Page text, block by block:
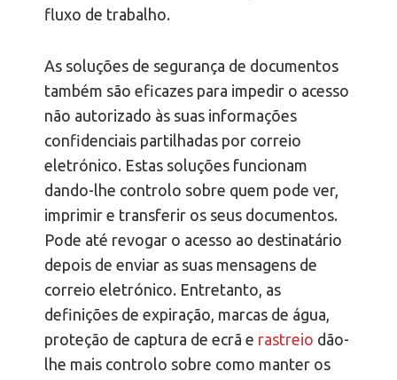
fluxo de trabalho.
As soluções de segurança de documentos
também são eficazes para impedir o acesso
não autorizado às suas informações
confidenciais partilhadas por correio
eletrónico. Estas soluções funcionam
dando-lhe controlo sobre quem pode ver,
imprimir e transferir os seus documentos.
Pode até revogar o acesso ao destinatário
depois de enviar as suas mensagens de
correio eletrónico. Entretanto, as
definições de expiração, marcas de água,
proteção de captura de ecrã e rastreio dão-
lhe mais controlo sobre como manter os